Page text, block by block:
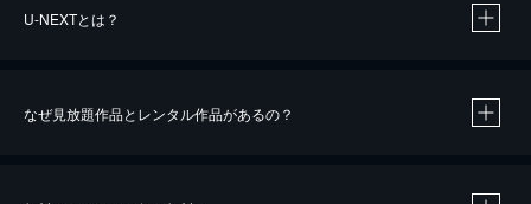
U-NEXTとは？
なぜ見放題作品とレンタル作品があるの？